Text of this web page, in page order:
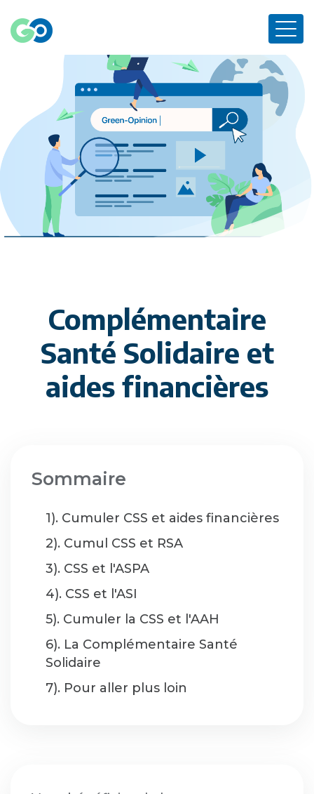
Complémentaire
Santé Solidaire et
aides financières
Sommaire
1). Cumuler CSS et aides financières
2). Cumul CSS et RSA
3). CSS et l'ASPA
4). CSS et l'ASI
5). Cumuler la CSS et l'AAH
6). La Complémentaire Santé
Solidaire
7). Pour aller plus loin